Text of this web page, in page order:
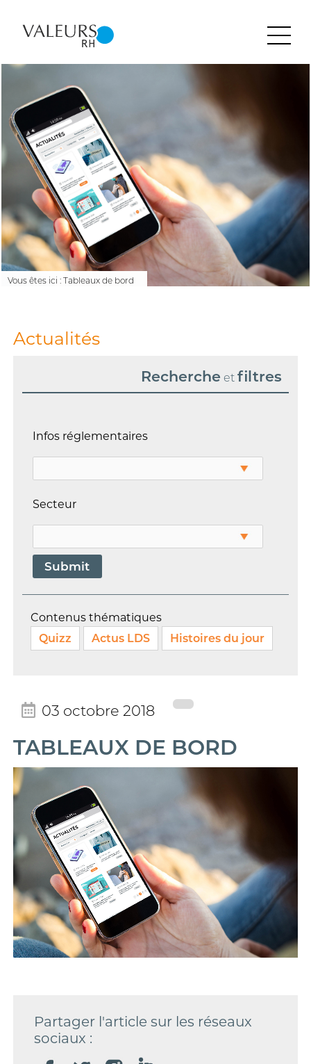
Contact
Groupe LDS
Vous êtes ici :Tableaux de bord
Actualités
Recherche etfiltres
Infos réglementaires
Secteur
Contenus thématiques
Quizz
Actus LDS Histoires du jour
03 octobre 2018
TABLEAUX DE BORD
Partager l'article sur les réseaux
sociaux :